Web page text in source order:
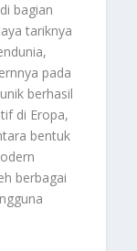
bagian
tariknya
pada
berhasil
di Eropa,
bentuk
berbagai